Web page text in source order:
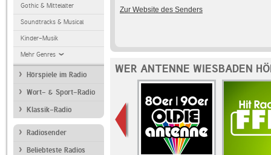
Gothic & Mittelalter
Soundtracks & Musical
Kinder-Musik
Mehr Genres
Hörspiele im Radio
Wort- & Sport-Radio
Klassik-Radio
Radiosender
Beliebteste Radios
Zur Website des Senders
WER ANTENNE WIESBADEN